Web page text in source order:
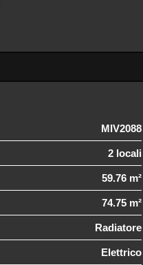
MIV2088
2 locali
59.76 m²
74.75 m²
Radiatore
Elettrico